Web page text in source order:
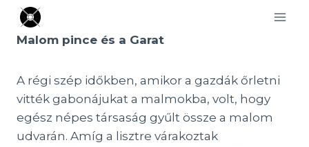
Skip
content
Malom pince és a Garat
A régi szép időkben, amikor a gazdák őrletni
vitték gabonájukat a malmokba, volt, hogy
egész népes társaság gyűlt össze a malom
udvarán. Amíg a lisztre várakoztak